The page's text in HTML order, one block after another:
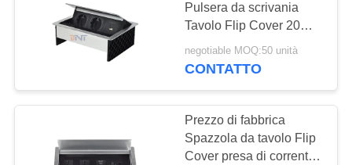
CONFERENCE
SOLUTION
MAPPA
Sbocco della
Tabella di
conferenza
168
Pulsera da scrivania
Tavolo Flip Cover 20W
Socket USB Nascosto
Grommet di potenza da
negotiable MOQ:50 unità
CONTATTO
Prezzo di fabbrica
Spazzola da tavolo Flip
Cover presa di corrente